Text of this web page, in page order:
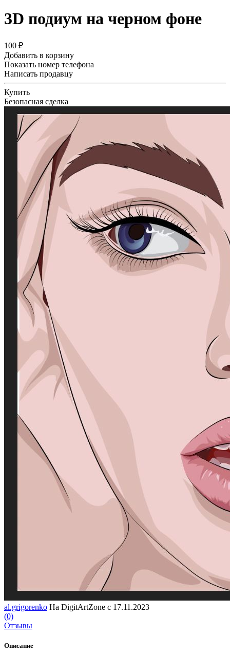
3D подиум на черном фоне
100 ₽
Добавить в корзину
Показать номер телефона
Написать продавцу
Купить
Безопасная сделка
al.grigorenko На DigitArtZone с 17.11.2023
(0)
Отзывы
Описание